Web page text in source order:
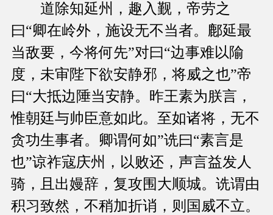
道除知延州，趣入觐，帝劳之
曰“卿在岭外，施设无不当者。鄜延最
当敌要，今将何先”对曰“边事难以隃
度，未审陛下欲安静邪，将威之也”帝
曰“大抵边陲当安静。昨王素为朕言，
惟朝廷与帅臣意如此。至如诸将，无不
贪功生事者。卿谓何如”诜曰“素言是
也”谅祚寇庆州，以败还，声言益发人
骑，且出嫚辞，复攻围大顺城。诜谓由
积习致然，不稍加折诮，则国威不立。